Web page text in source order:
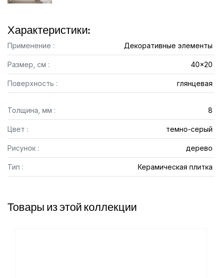
Характеристики:
Применение : Декоративные элементы
Размер, см : 40x20
Поверхность : глянцевая
Толщина, мм : 8
Цвет : темно-серый
Рисунок : дерево
Тип : Керамическая плитка
Товары из этой коллекции